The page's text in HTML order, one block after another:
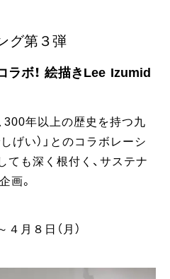
グ第３弾
ラボ！ 絵描きLee Izumid
年以上の歴史を持つ九
げい）」とのコラボレーシ
ても深く根付く、サステナ
画。
４月８日（月）